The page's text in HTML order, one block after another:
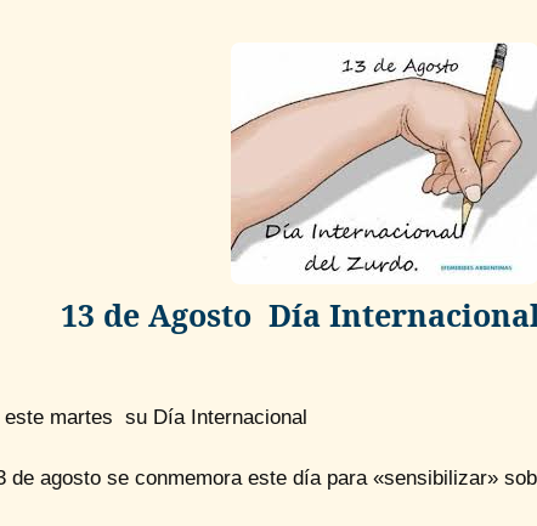
13 de Agosto Día
martes su Día Internacional
de agosto se conmemora este día para «sensibilizar»